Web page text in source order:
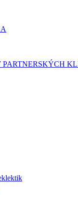
PARTNERSKÝCH